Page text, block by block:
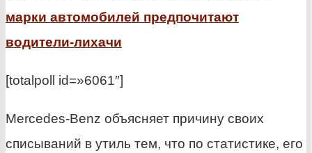
марки автомобилей предпочитают
водители-лихачи
[totalpoll id=»6061″]
Mercedes-Benz объясняет причину своих
списываний в утиль тем, что по статистике, его